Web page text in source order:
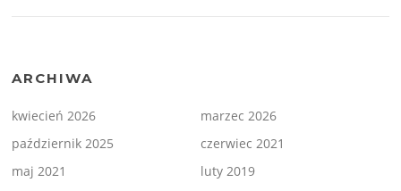
ARCHIWA
kwiecień 2026
marzec 2026
październik 2025
czerwiec 2021
maj 2021
luty 2019